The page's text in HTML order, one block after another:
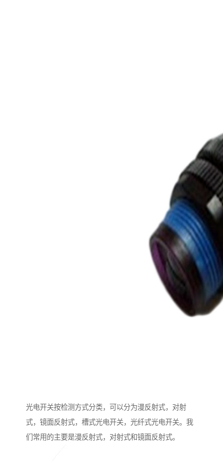
光电开关按检测方式分类，可以分为漫反射式，对射
式，镜面反射式，槽式光电开关，光纤式光电开关。我
们常用的主要是漫反射式，对射式和镜面反射式。